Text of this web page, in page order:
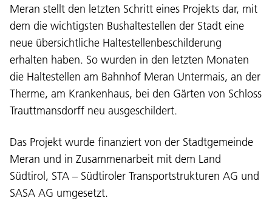
Meran stellt den letzten Schritt eines Projekts dar, mit
dem die wichtigsten Bushaltestellen der Stadt eine
neue übersichtliche Haltestellenbeschilderung
erhalten haben. So wurden in den letzten Monaten
die Haltestellen am Bahnhof Meran Untermais, an der
Therme, am Krankenhaus, bei den Gärten von Schloss
Trauttmansdorff neu ausgeschildert.
Das Projekt wurde finanziert von der Stadtgemeinde
Meran und in Zusammenarbeit mit dem Land
Südtirol, STA – Südtiroler Transportstrukturen AG und
SASA AG umgesetzt.